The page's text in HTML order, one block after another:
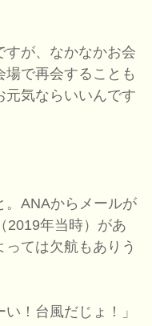
が、なかなかお会
で再会することも
元気ならいいんです
ANAからメールが
2019年当時）があ
ては欠航もありう
！台風だじょ！」